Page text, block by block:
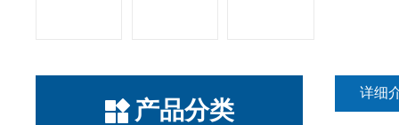
产品分类
详细